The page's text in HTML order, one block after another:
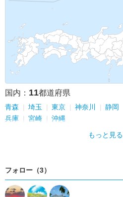
国内： 11都道府県
青森 埼玉 東京 神奈川 静岡
兵庫
宮崎 沖縄
もっと見る
フォロー（3）